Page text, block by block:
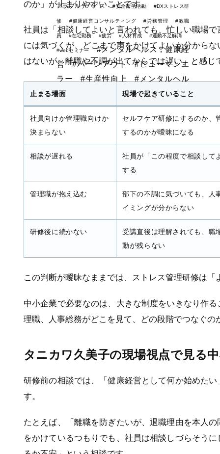
のか」が止まりやすいことです。
社員は「相談してよいと言われても、忙しい職場
には気づくが、どこまで声をかけてよいか分から
はないが、離職や不調が出てからでは遅い」と感じ
止まる場面 現場で起きていること
社員向けか管理職向けか
決まらない
セルフケア研修にするのか、
するのかが曖昧になる
相談が遅れる
社員が「この程度で相談して
する
管理職が抱え込む
部下の不調に気づいても、人
イミングが分からない
研修後に続かない
受講直後は理解されても、職
動が残らない
この判断が曖昧なままでは、ストレス管理研修は
中小企業で必要なのは、大きな制度をいきなり作
理職、人事総務がどこを見て、どの段階でつなぐの
タニカワ久美子の現場視点で見る
研修前の相談では、「健康経営として何か始めた
す。
たとえば、「離職を防ぎたいが、退職理由を本人
をかけているつもりでも、社員は相談しづらそう
アラブルデバイス #安全衛生活動 #DXストレス研
修 #健康経営コンサルティング #労務管理 #教職
員 #在宅勤務 #疲労 #人材育成 #運動不足解消
#webセミナー
#メンタルヘルス，健康経
営
#バーンアウト
#ヒューマンエ
ラー
#生産性向上
#メンタルヘル
ス
#ストレス度測定